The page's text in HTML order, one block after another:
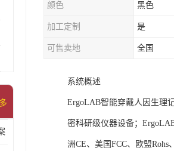
颜色 黑色
加工定制 是
可售卖地 全国
系统概述
ErgoLAB智能穿戴人因生理
密科研级仪器设备；
洲CE、美国FCC、欧盟Rohs